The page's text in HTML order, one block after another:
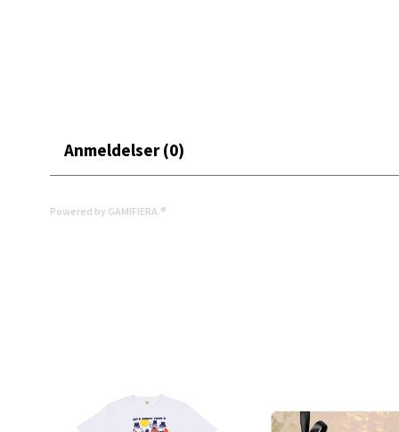
Anmeldelser (0)
Powered by GAMIFIERA.®
Åpent i